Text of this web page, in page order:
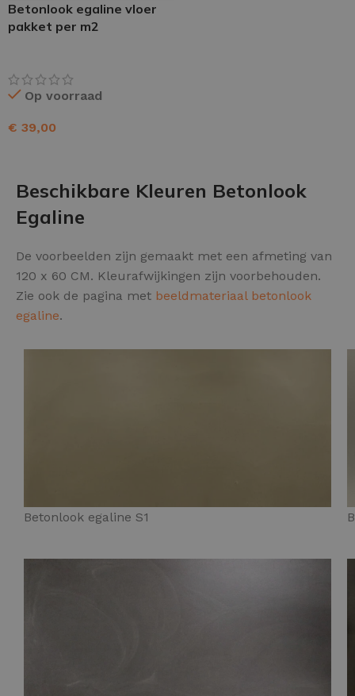
Betonlook egaline vloer
pakket per m2
Op voorraad
€ 39,00
Beschikbare Kleuren Betonlook
Egaline
De voorbeelden zijn gemaakt met een afmeting van
120 x 60 CM. Kleurafwijkingen zijn voorbehouden.
Zie ook de pagina met beeldmateriaal betonlook
egaline.
Betonlook egaline S1